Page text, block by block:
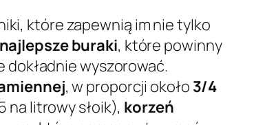
które zapewnią im nie tylko
najlepsze buraki, które powinny
dokładnie wyszorować.
, w proporcji około 3/4
na litrowy słoik), korzeń